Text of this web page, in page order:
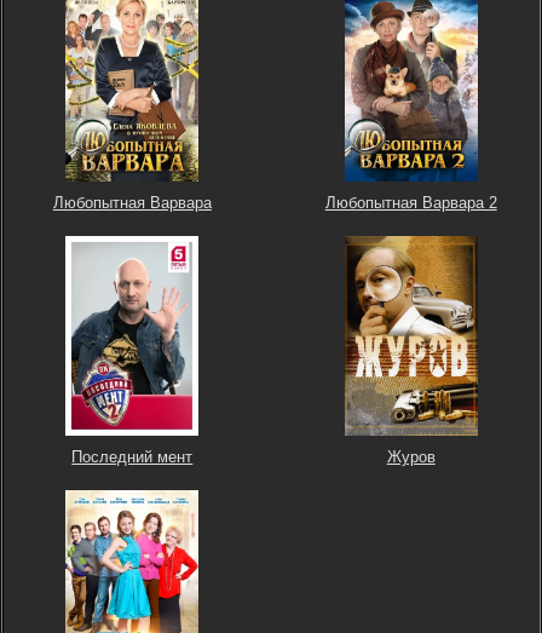
Любопытная Варвара Любопытная Варвара 2
Последний мент Журов